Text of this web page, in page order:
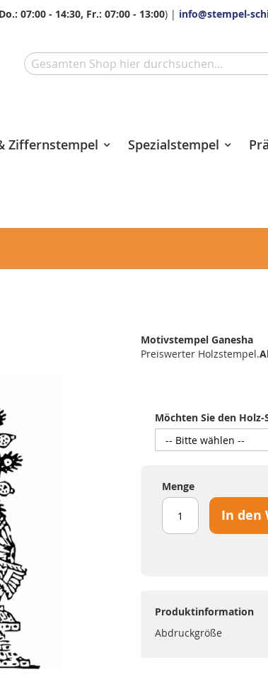
07:00 - 14:30, Fr.: 07:00 - 13:00) | info@stempel-
Ziffernstempel Spezialstempel
Motivstempel Ganesha
Preiswerter Holzstempel.
Möchten Sie den
Menge
In den
Produktinformation
Abdruckgröße